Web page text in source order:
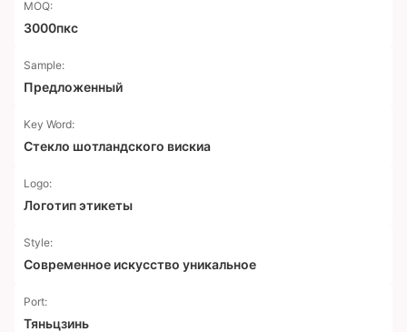
MOQ:
3000пкс
Sample:
Предложенный
Key Word:
Стекло шотландского вискиа
Logo:
Логотип этикеты
Style:
Современное искусство уникальное
Port:
Тяньцзинь